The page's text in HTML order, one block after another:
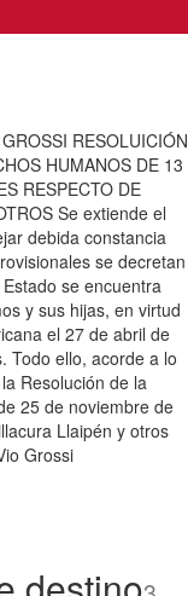
RESOLUICIÓN
HUMANOS DE 13
RESPECTO DE
Se extiende el
debida constancia
se decretan
se encuentra
y sus hijas, en virtud
el 27 de abril de
Todo ello, acorde a lo
Resolución de la
25 de noviembre de
Llaipén y otros
Grossi